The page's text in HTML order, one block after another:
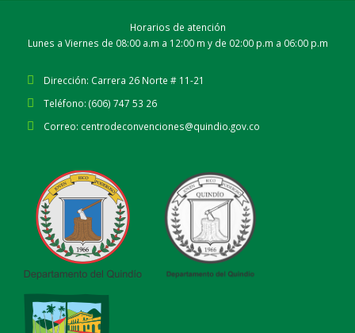
Horarios de atención
Lunes a Viernes de 08:00 a.m a 12:00 m y de 02:00 p.m a 06:00 p.m
Dirección: Carrera 26 Norte # 11-21
Teléfono: (606) 747 53 26
Correo: centrodeconvenciones@quindio.gov.co